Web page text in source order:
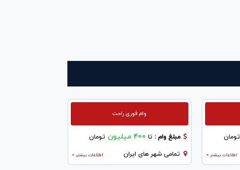
تومان
اطلاعات بیشتر >
وام فوری راحت
مبلغ وام :تا 400 میلیون تومان
اطلاعات بیشتر > تمامی شهر های ایران